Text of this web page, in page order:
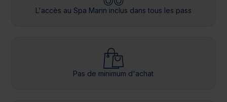
L'accès au Spa Marin inclus dans tous les pass
Pas de minimum d'achat